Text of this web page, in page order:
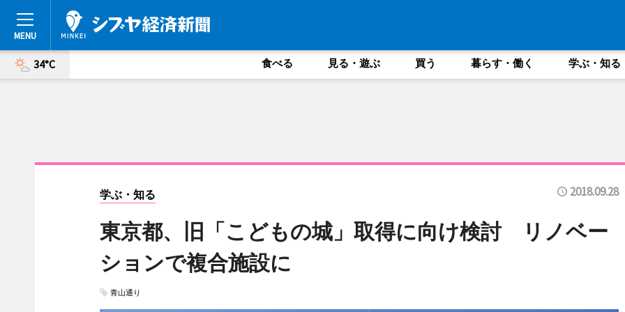
34°C 食べる 見る・遊ぶ 買う 暮らす・働く 学ぶ・知る
学ぶ・知る 2018.09.28
東京都、旧「こどもの城」取得に向け検討 リノベー
ションで複合施設に
青山通り